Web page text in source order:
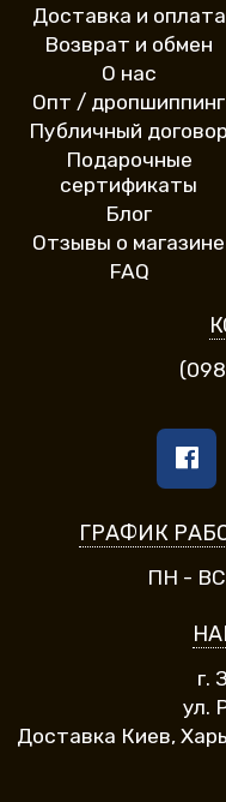
Доставка и оплата
Возврат и обмен
О нас
Опт / дропшиппинг
Публичный договор
Подарочные
сертификаты
Блог
Отзывы о магазине
FAQ
ГРАФИК
ПН - ВС
г.
ул.
Доставка Киев,